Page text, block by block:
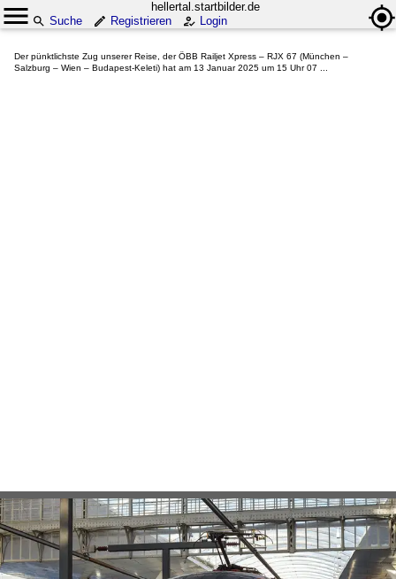
hellertal.startbilder.de
Suche
Registrieren Login
Der pünktlichste Zug unserer Reise, der ÖBB Railjet Xpress – RJX 67 (München –
Salzburg – Wien – Budapest-Keleti) hat am 13 Januar 2025 um 15 Uhr 07 ...